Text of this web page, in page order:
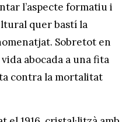
l’aspecte formatiu i
quer bastí la
Sobretot en
abocada a una fita
contra la mortalitat